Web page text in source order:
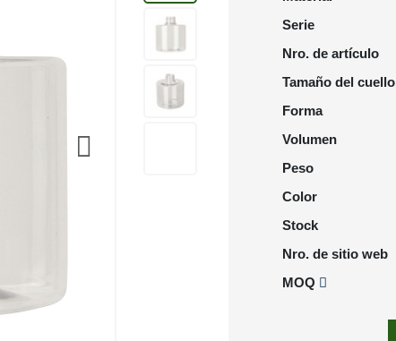
Serie
Nro. de artículo
Tamaño del cuello
Forma
Volumen
Peso
Color
Stock
Nro. de sitio web
MOQ